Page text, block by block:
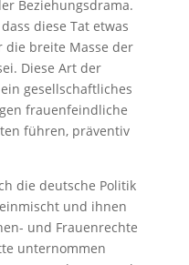
Beziehungsdrama.
diese Tat etwas
die breite Masse der
Diese Art der
gesellschaftliches
frauenfeindliche
führen, präventiv
die deutsche Politik
und ihnen
und Frauenrechte
unternommen